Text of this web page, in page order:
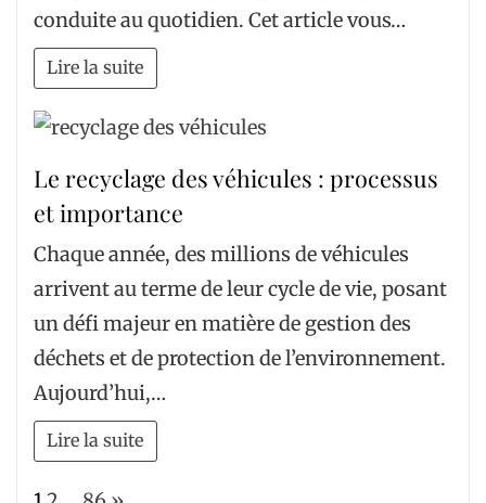
conduite au quotidien. Cet article vous…
Lire la suite
Le recyclage des véhicules : processus
et importance
Chaque année, des millions de véhicules
arrivent au terme de leur cycle de vie, posant
un défi majeur en matière de gestion des
déchets et de protection de l’environnement.
Aujourd’hui,…
Lire la suite